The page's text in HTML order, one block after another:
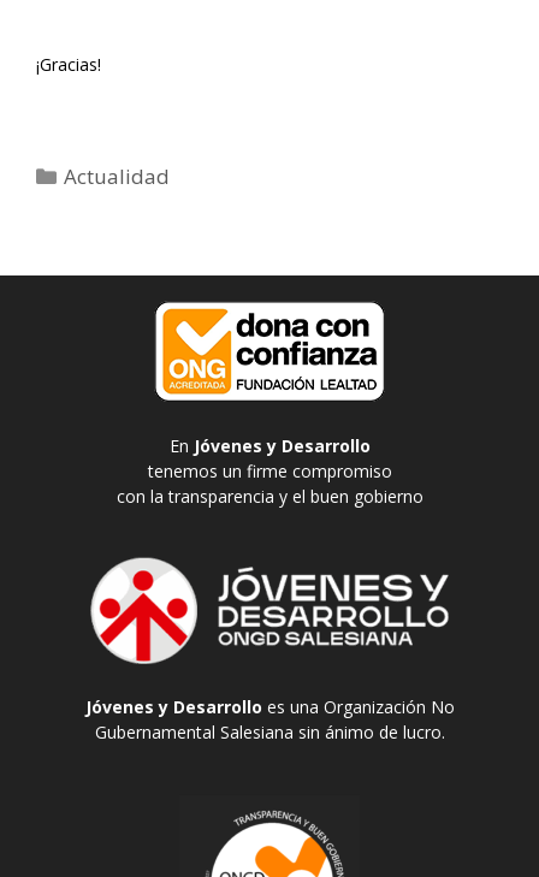
¡Gracias!
Categorías
Actualidad
En Jóvenes y Desarrollo
tenemos un firme compromiso
con la transparencia y el buen gobierno
Jóvenes y Desarrollo es una Organización No
Gubernamental Salesiana sin ánimo de lucro.